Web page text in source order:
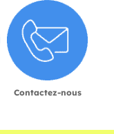
Contactez-nous